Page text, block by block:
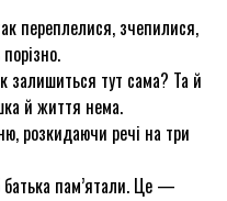
переплелися, зчепилися,
залишиться тут сама? Та й
й життя нема.
розкидаючи речі на три
пам’ятали. Це —